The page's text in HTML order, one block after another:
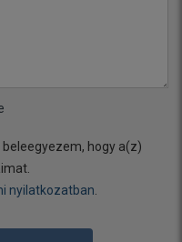
hogy a(z)
nyilatkozatban.